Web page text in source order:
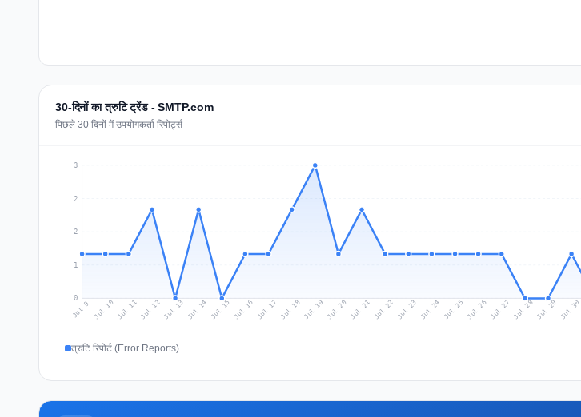
30-दिनों का त्रुटि ट्रेंड - SMTP.com
पिछले 30 दिनों में उपयोगकर्ता रिपोर्ट्स
0
1
2
2
3
Jul 9 Jul 10 Jul 11Jul 12Jul 13 Jul 14 Jul 15 Jul 16 Jul 17 Jul 18Jul 19 Jul 20 Jul 21 Jul 22 Jul 23 Jul 24 Jul 25 Jul 26Jul 27 Jul 28Jul 29 Jul 30
त्रुटि रिपोर्ट (Error Reports)